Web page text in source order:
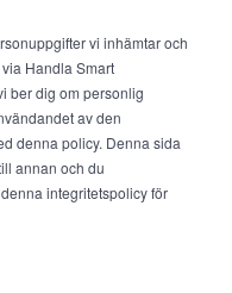
vi inhämtar och
Handla Smart
ber dig om personlig
av den
denna policy. Denna sida
annan och du
integritetspolicy för